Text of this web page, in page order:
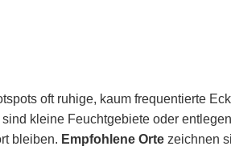
oft ruhige, kaum frequentierte
kleine Feuchtgebiete oder
‌bleiben. Empfohlene Orte zeichnen